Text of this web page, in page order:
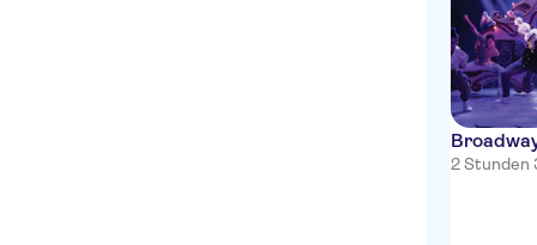
2 Stunden